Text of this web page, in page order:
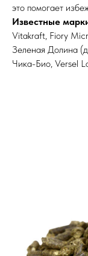
это помогает
Известные
Vitakraft, Fiory
Зеленая Долина
Чика-Био, Versel